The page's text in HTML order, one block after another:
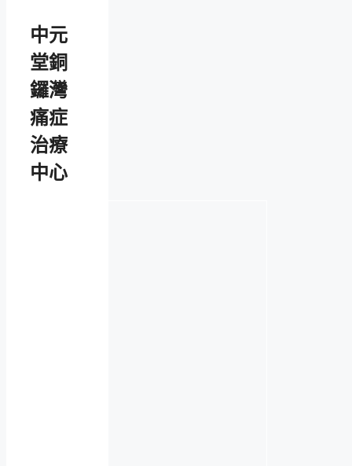
中元
堂銅
鑼灣
痛症
治療
中心